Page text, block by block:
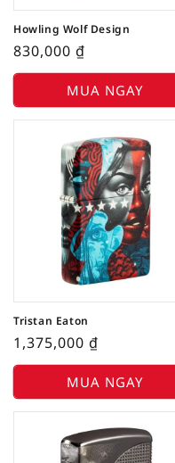
Howling Wolf Design
830,000 ₫
MUA NGAY
Tristan Eaton
1,375,000 ₫
MUA NGAY